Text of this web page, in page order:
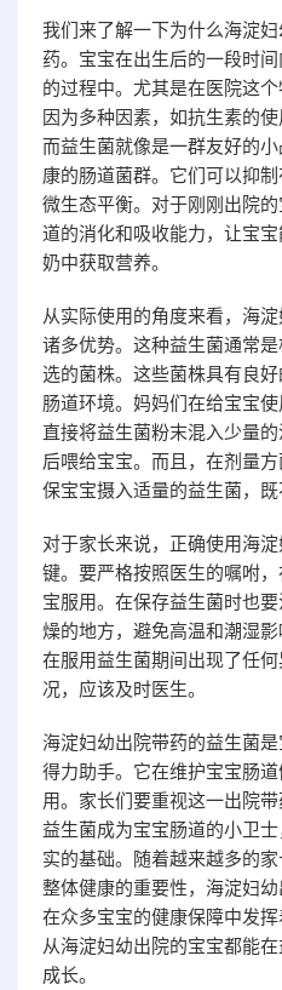
我们来了解一下为什么海淀
药。宝宝在出生后的一段时
的过程中。尤其是在医院这
因为多种因素，如抗生素的使
而益生菌就像是一群友好的
康的肠道菌群。它们可以抑
微生态平衡。对于刚刚出院
道的消化和吸收能力，让宝
奶中获取营养。
从实际使用的角度来看，海
诸多优势。这种益生菌通常
选的菌株。这些菌株具有良
肠道环境。妈妈们在给宝宝
直接将益生菌粉末混入少量
后喂给宝宝。而且，在剂量
保宝宝摄入适量的益生菌，既
对于家长来说，正确使用海
键。要严格按照医生的嘱咐
宝服用。在保存益生菌时也
燥的地方，避免高温和潮湿
在服用益生菌期间出现了任
况，应该及时医生。
海淀妇幼出院带药的益生菌
得力助手。它在维护宝宝肠
用。家长们要重视这一出院
益生菌成为宝宝肠道的小卫
实的基础。随着越来越多的
整体健康的重要性，海淀妇
在众多宝宝的健康保障中发
从海淀妇幼出院的宝宝都能
成长。